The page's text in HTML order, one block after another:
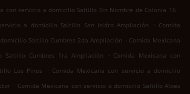
con servicio a domicilio Saltillo Sin Nombre de Colonia 16 .
a domicilio Saltillo San Isidro Ampliación
. Comida
Saltillo Cumbres 2da Ampliación . Comida Mexicana
Saltillo Cumbres 1ra Ampliación
. Comida Mexicana con
Los Pinos
. Comida Mexicana con servicio a domicilio
. Comida Mexicana con servicio a domicilio Saltillo Alpes